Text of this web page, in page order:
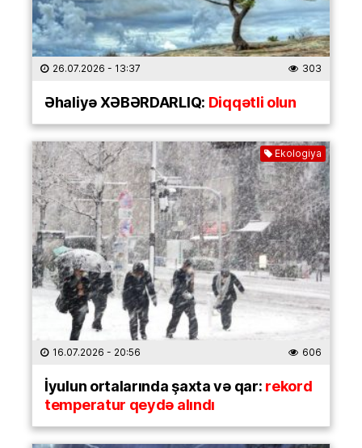
26.07.2026 - 13:37 303
Əhaliyə XƏBƏRDARLIQ: Diqqətli olun
Ekologiya
16.07.2026 - 20:56 606
İyulun ortalarında şaxta və qar:rekord
temperatur qeydə alındı